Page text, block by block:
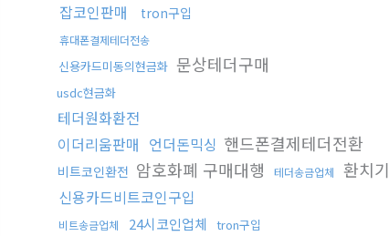
잡코인판매 tron구입
휴대폰결제테더전송
신용카드미동의현금화 문상테더구매
usdc현금화
테더원화환전
이더리움판매 언더돈믹싱 핸드폰결제테더전환
비트코인환전 암호화폐 구매대행 테더송금업체 환치기
신용카드비트코인구입
비트송금업체 24시코인업체 tron구입